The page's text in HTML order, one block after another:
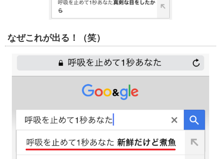
なぜこれが出る！（笑）